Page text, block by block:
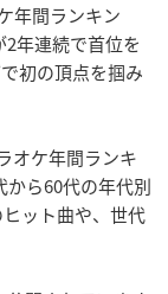
年間ランキン
年連続で首位を
初の頂点を掴み
オケ年間ランキ
から60代の年代別
ット曲や、世代